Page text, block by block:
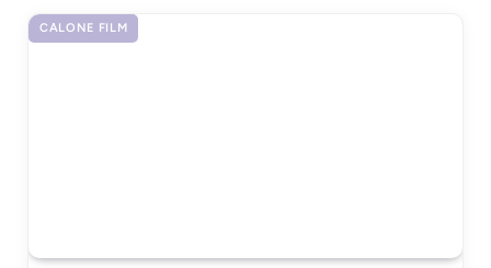
CALONE FILM